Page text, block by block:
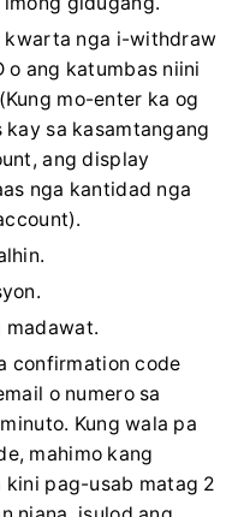
kwarta nga i-withdraw
o ang katumbas niini
mo-enter ka og
sa kasamtangang
ang display
nga kantidad nga
madawat.
confirmation code
o numero sa
Kung wala pa
mahimo kang
kini pag-usab matag 2